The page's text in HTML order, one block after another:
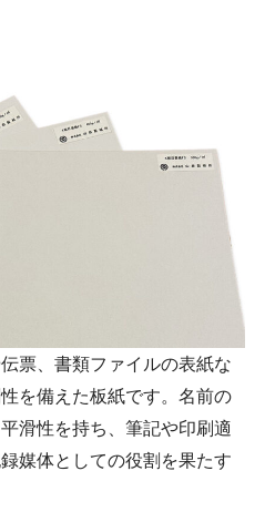
票、書類ファイルの表紙な
を備えた板紙です。名前の
滑性を持ち、筆記や印刷適
媒体としての役割を果たす